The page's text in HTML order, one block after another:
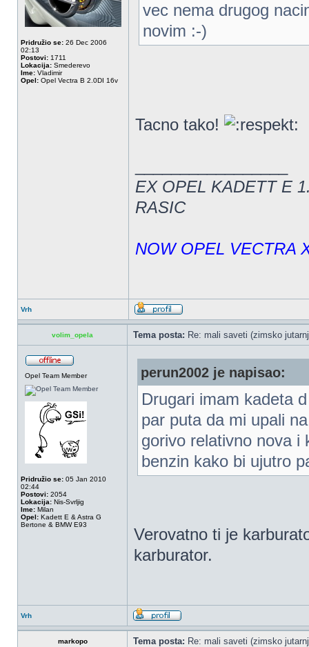
Pridružio se: 26 Dec 2006
02:13
Postovi: 1711
Lokacija: Smederevo
Ime: Vladimir
Opel: Opel Vectra B 2.0DI 16v
vec nema drugog
novim :-)
Tacno tako!
EX OPEL KADETT E
RASIC
NOW OPEL VECTRA
Vrh
volim_opela Tema posta: Re: mali saveti (zimsko
Opel Team Member
Pridružio se: 05 Jan 2010
02:44
Postovi: 2054
Lokacija: Nis-Svrljig
Ime: Milan
Opel: Kadett E & Astra G
Bertone & BMW E93
perun2002 je napisao:
Drugari imam kadeta
par puta da mi upali
gorivo relativno nova i
benzin kako bi ujutro
Verovatno ti je
karburator.
Vrh
markopo Tema posta: Re: mali saveti (zimsko